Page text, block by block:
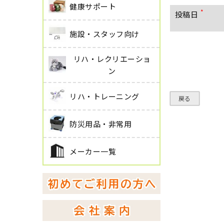
健康サポート
施設・スタッフ向け
リハ・レクリエーショ
ン
リハ・トレーニング
防災用品・非常用
メーカー一覧
投稿日
必
戻る